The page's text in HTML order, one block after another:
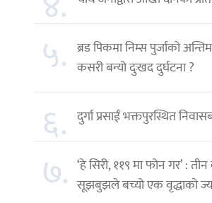
५. ब्रड पिकमा निम्स पुर्जाको
कसरी बन्यो दुःखद दुर्घटना ?
६. दुर्गा प्रसाईं भक्तपुरस्थित
७. ‘हे सिरी, ११९ मा फोन गर’ :
सूझबुझले बच्यो एक वृद्धाको